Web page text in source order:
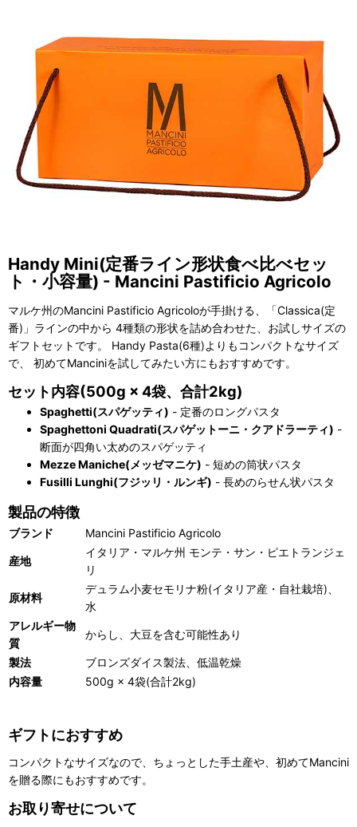
Handy Mini(定番ライン形状食べ比べセッ
ト・小容量) - Mancini Pastificio Agricolo
マルケ州のMancini Pastificio Agricoloが手掛ける、「Classica(定
番)」ラインの中から 4種類の形状を詰め合わせた、お試しサイズの
ギフトセットです。 Handy Pasta(6種)よりもコンパクトなサイズ
で、 初めてManciniを試してみたい方にもおすすめです。
セット内容(500g × 4袋、合計2kg)
Spaghetti(スパゲッティ) - 定番のロングパスタ
Spaghettoni Quadrati(スパゲットーニ・クアドラーティ) -
断面が四角い太めのスパゲッティ
Mezze Maniche(メッゼマニケ) - 短めの筒状パスタ
Fusilli Lunghi(フジッリ・ルンギ) - 長めのらせん状パスタ
製品の特徴
ブランド Mancini Pastificio Agricolo
産地
イタリア・マルケ州 モンテ・サン・ピエトランジェ
リ
原材料
デュラム小麦セモリナ粉(イタリア産・自社栽培)、
水
アレルギー物
質
からし、大豆を含む可能性あり
製法
ブロンズダイス製法、低温乾燥
内容量
500g × 4袋(合計2kg)
ギフトにおすすめ
コンパクトなサイズなので、ちょっとした手土産や、初めてMancini
を贈る際にもおすすめです。
お取り寄せについて